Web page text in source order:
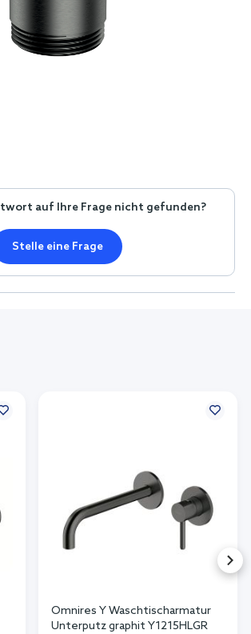
auf Ihre Frage nicht gefunden?
Stelle eine Frage
Omnires Y Waschtischarmatur
Unterputz graphit Y1215HLGR